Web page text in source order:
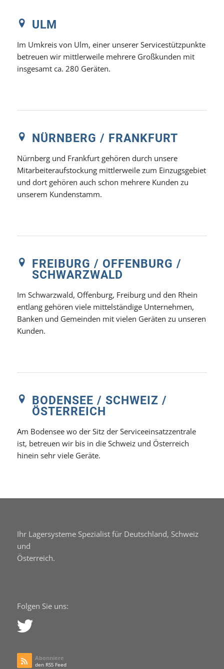
ULM
Im Umkreis von Ulm, einer unserer Servicestützpunkte
betreuen wir mittlerweile mehrere Großkunden mit
insgesamt ca. 280 Geräten.
NÜRNBERG / FRANKFURT
Nürnberg und Frankfurt gehören durch unsere
Mitarbeiteraufstockung mittlerweile zum Einzugsgebiet
und dort gehören auch schon mehrere Kunden zu
unserem Kundenstamm.
FREIBURG / OFFENBURG /
SCHWARZWALD
Im Schwarzwald, Offenburg, Freiburg und den Rhein
entlang gehören viele mittelständige Unternehmen,
Banken und Gemeinden mit vielen Geräten zu unseren
Kunden.
BODENSEE / SCHWEIZ /
ÖSTERREICH
Am Bodensee wo der Sitz der Serviceeinsatzzentrale
ist, betreuen wir bis in die Schweiz und Österreich
hinein sehr viele Geräte.
Ihr Lagersysteme Spezialist für Deutschland, Schweiz
und
Österreich.
Folgen Sie uns:
Abonniere
den RSS Feed